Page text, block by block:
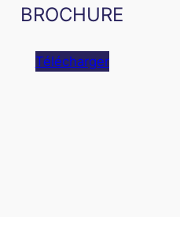
BROCHURE
Télécharger